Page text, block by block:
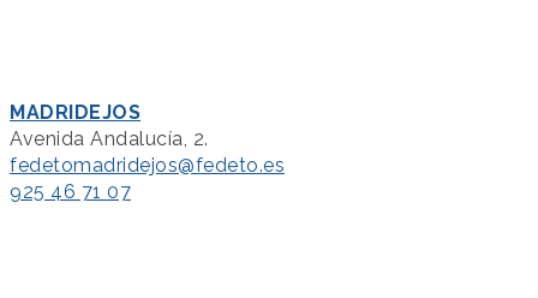
MADRIDEJOS
Avenida Andalucía, 2.
fedetomadridejos@fedeto.es
925 46 71 07